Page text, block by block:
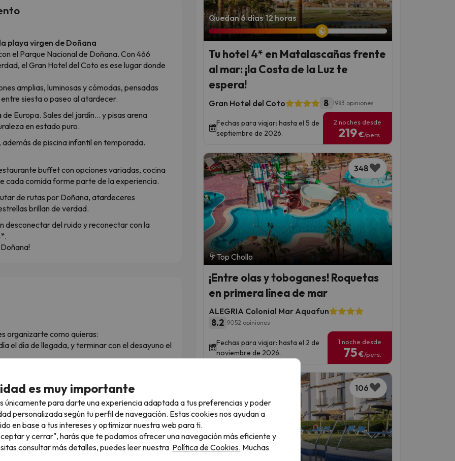
playa virgen de Doñana
el Parque Nacional de Doñana. Con 466
el Gran Hotel del Coto es ese lugar donde
amplias, luminosas y cómodas, pensadas
siesta o paseo al atardecer.
Europa. Sales del jardín… y pisas arena
en estado puro.
de piscina infantil en temporada.
buffet con opciones variadas, cocina
cada comida forme parte de la experiencia.
de rutas por Doñana, atardeceres
brillan de verdad.
desconectar del ruido y reconectar con la
organizarte como quieras:
el día de llegada, y terminar con el desayuno el
y terminar con la comida de mediodía el día
al alojamiento, indícales con qué comida
Plus? ¡Presta atención!
surtido de bebidas, ¡incluidas!
y limón, FuzeTea, Sprite, cerveza con y sin
rosado y agua.
Quedan 6 días 12 horas
Tu hotel 4* en Matalascañas frente
al mar: ¡la Costa de la Luz te
espera!
Gran Hotel del Coto 8 1983 opiniones
Fechas para viajar: hasta el 5 de
septiembre de 2026.
2 noches desde
219€/pers.
348
Top Chollo
¡Entre olas y toboganes! Roquetas
en primera línea de mar
ALEGRIA Colonial Mar Aquafun
8.2 9052 opiniones
Fechas para viajar: hasta el 2 de
noviembre de 2026.
1 noche desde
75€/pers.
106
es muy importante
únicamente para darte una experiencia adaptada a tus preferencias y poder
personalizada según tu perfil de navegación. Estas cookies nos ayudan a
en base a tus intereses y optimizar nuestra web para ti.
y cerrar", harás que te podamos ofrecer una navegación más eficiente y
consultar más detalles, puedes leer nuestra Política de Cookies. Muchas